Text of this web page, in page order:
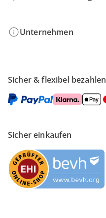
Unternehmen
Sicher & flexibel bezahlen
Sicher einkaufen